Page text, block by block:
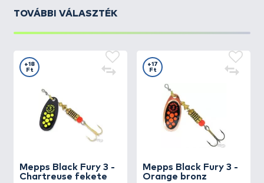
TOVÁBBI VÁLASZTÉK
Mepps Black Fury 3 -
Chartreuse fekete
+18
Ft
Mepps Black Fury 3 -
Orange bronz
+17
Ft